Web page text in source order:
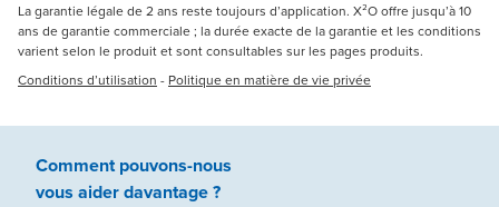
La garantie légale de 2 ans reste toujours d’application. X²O offre jusqu’à 10
ans de garantie commerciale ; la durée exacte de la garantie et les conditions
varient selon le produit et sont consultables sur les pages produits.
Conditions d’utilisation - Politique en matière de vie privée
Comment pouvons-nous
vous aiderdavantage ?